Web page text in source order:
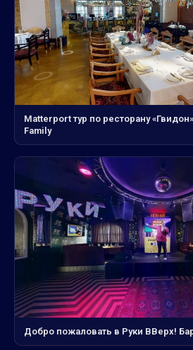
Matterport тур по ресторану
Family
Добро пожаловать в Руки ВВерх!